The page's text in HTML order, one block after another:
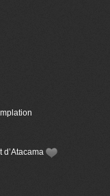
d’Atacama